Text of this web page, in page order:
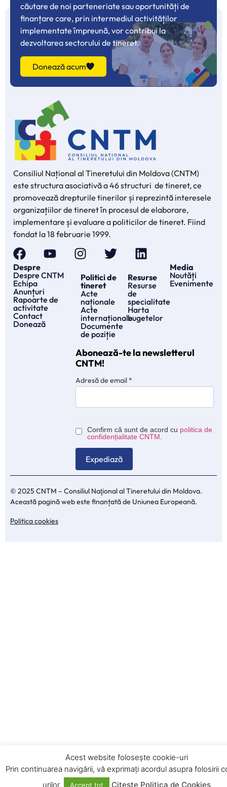
căutare de noi parteneriate sau oportunități de
finanțare care, prin intermediul activităților
implementate împreună, vor contribui la
dezvoltarea sectorului de tineret.
Donează acum
Consiliul Național al Tineretului din Moldova (CNTM)
este structura asociativă a 46 structuri de tineret, ce
promovează drepturile tinerilor și reprezintă interesele
organizațiilor de tineret în procesul de elaborare,
implementare și evaluare a politicilor de tineret. Fiind
fondat la 18 februarie 1999.
Despre
Despre CNTM
Echipa
Anunțuri
Rapoarte de
activitate
Contact
Donează
Politici de
tineret
Acte
naționale
Acte
internaționale
Documente
de poziție
Resurse
Resurse
de
specialitate
Harta
bugetelor
Media
Noutăți
Evenimente
Abonează-te la newsletterul
CNTM!
Adresă de email*
Confirm că sunt de acord cu politica de
confidențialitate CNTM
© 2025 CNTM – Consiliul Naţional al Tineretului din Moldova.
Această pagină web este finanțată de Uniunea Europeană.
Politica cookies
Acest website folosește cookie-uri
Prin continuarea navigării, vă exprimați acordul asupra folosirii
urilor.
Accept tot Citește Politica de Cookies